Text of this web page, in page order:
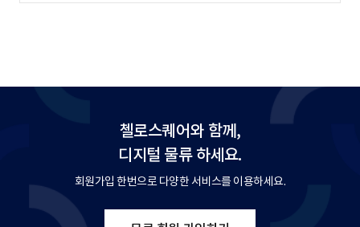
첼로스퀘어와 함께,
디지털 물류 하세요.
회원가입 한번으로 다양한 서비스를 이용하세요.